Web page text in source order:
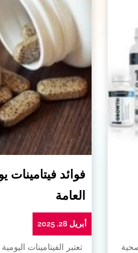
فوائد فيتامينات
العامة
أبريل 28, 2025
تعتبر الفيتامينات